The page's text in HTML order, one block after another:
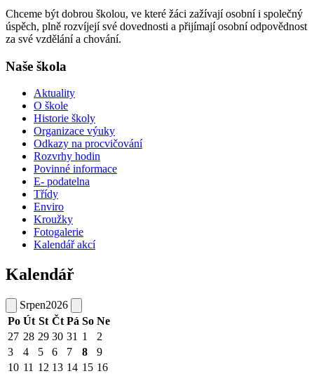
Chceme být dobrou školou, ve které žáci zažívají osobní i společný
úspěch, plně rozvíjejí své dovednosti a přijímají osobní odpovědnost
za své vzdělání a chování.
Naše škola
Aktuality
O škole
Historie školy
Organizace výuky
Odkazy na procvičování
Rozvrhy hodin
Povinné informace
E- podatelna
Třídy
Enviro
Kroužky
Fotogalerie
Kalendář akcí
Kalendář
Srpen2026
Po Út St Čt Pá So Ne
27 28 29 30 31 1
2
3
4 5 6 7 8
9
10 11 12 13 14 15 16